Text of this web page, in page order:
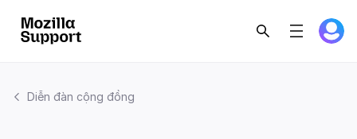
Diễn đàn cộng đồng